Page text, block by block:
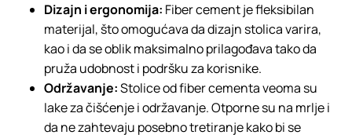
Dizajn i ergonomija: Fiber cement je fleksibilan
materijal, što omogućava da dizajn stolica varira,
kao i da se oblik maksimalno prilagođava tako da
pruža udobnost i podršku za korisnike.
Održavanje:Stolice od fiber cementa veoma su
lake za čišćenje i održavanje. Otporne su na mrlje i
da ne zahtevaju posebno tretiranje kako bi se